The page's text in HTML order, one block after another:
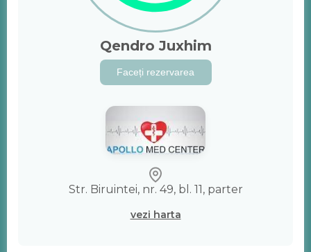
Qendro Juxhim
Faceți rezervarea
Str. Biruintei, nr. 49, bl. 11, parter
vezi harta